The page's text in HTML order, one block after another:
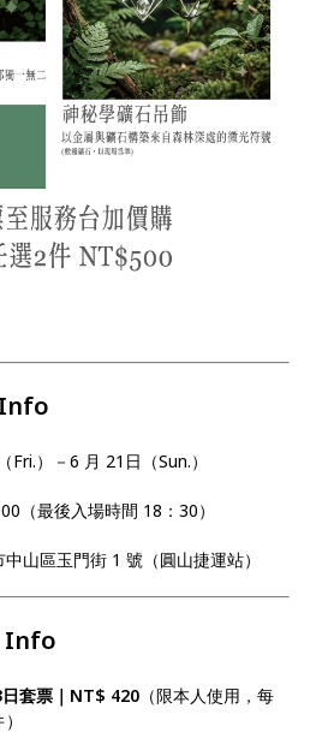
Fri.）－6 月 21日（Sun.）
（最後入場時間 18：30）
山區玉門街 1 號（圓山捷運站）
Info
日套票｜NT$ 420 （限本人使用，每